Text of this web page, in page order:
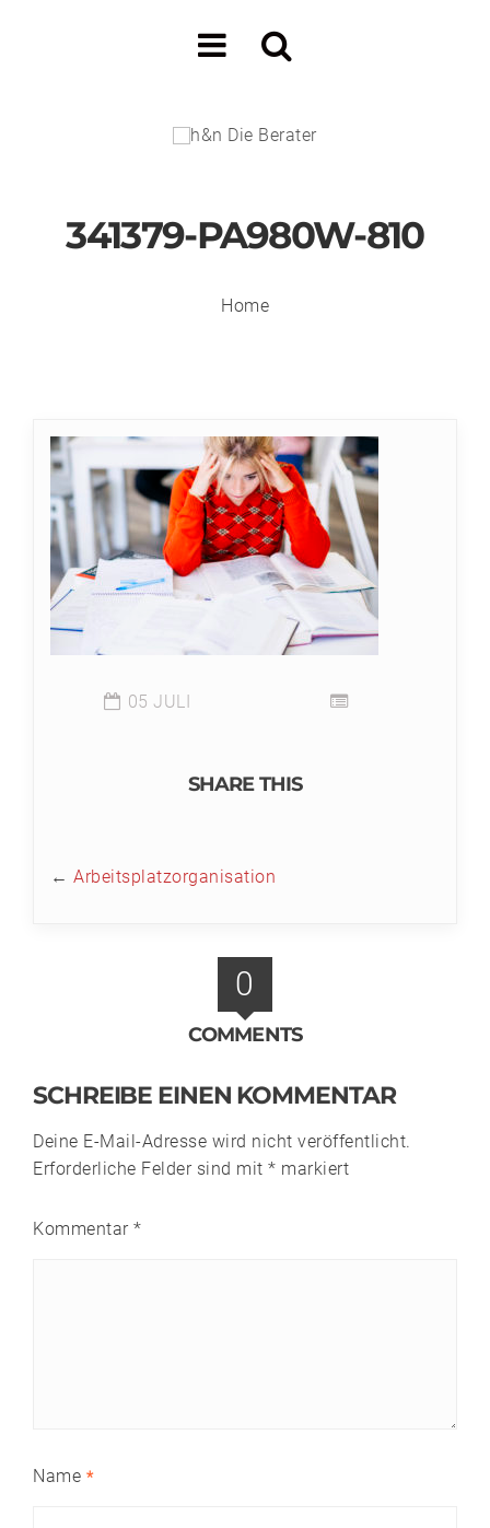
341379-PA980W-810
Home
05 JULI
SHARE THIS
← Arbeitsplatzorganisation
0
COMMENTS
SCHREIBE EINEN KOMMENTAR
Deine E-Mail-Adresse wird nicht veröffentlicht.
Erforderliche Felder sind mit * markiert
Kommentar *
Name *